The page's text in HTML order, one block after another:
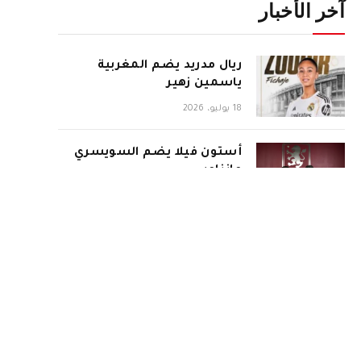
آخر الأخبار
ريال مدريد يضم المغربية
ياسمين زهير
18 يوليو، 2026
أستون فيلا يضم السويسري
مانزامبي